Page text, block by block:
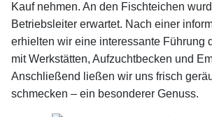
Kauf nehmen. An den Fischteichen
Betriebsleiter erwartet. Nach einer
erhielten wir eine interessante Führung
mit Werkstätten, Aufzuchtbecken und
Anschließend ließen wir uns frisch
schmecken – ein besonderer Genuss.